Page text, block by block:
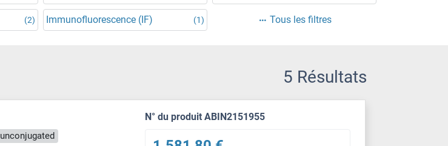
(2) Immunofluorescence (IF) (1) Tous les filtres
5 Résultats
unconjugated
N° du produit ABIN2151955